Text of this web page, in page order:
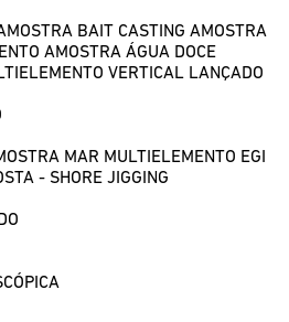
BAIT CASTING AMOSTRA
AMOSTRA ÁGUA DOCE
VERTICAL LANÇADO
MAR MULTIELEMENTO EGI
- SHORE JIGGING